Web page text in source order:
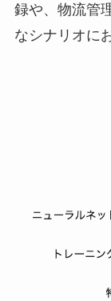
録や、物流管
なシナリオに